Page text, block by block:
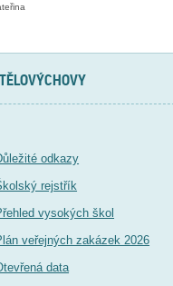
odkazy
rejstřík
vysokých škol
veřejných zakázek 2026
data